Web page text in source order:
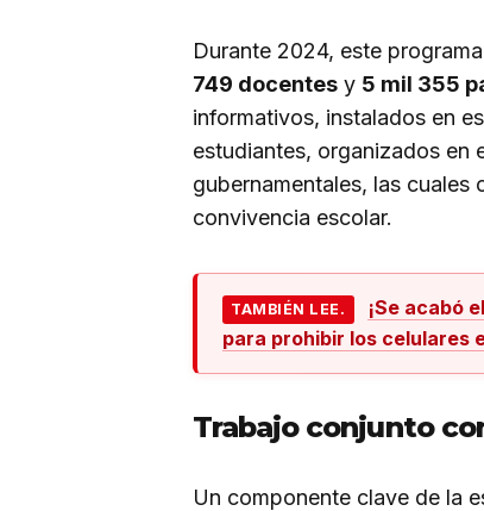
Durante 2024, este
749 docentes y 5 mil 355
informativos, instalados en
estudiantes, organizados en
gubernamentales, las
convivencia escolar.
TAMBIÉN LEE.
¡Se acabó
para prohibir los celulares
Trabajo conjunto
Un componente clave de la